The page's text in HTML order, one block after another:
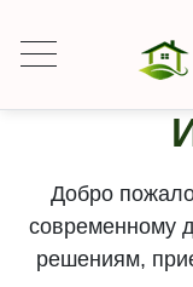
Добро
современному
решениям,